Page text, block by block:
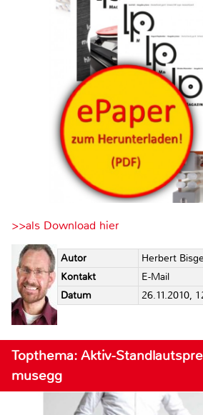
>>als Download hier
Autor
Herbert
Kontakt
E-Mail
Datum
26.11.2010,
Topthema: Aktiv-
musegg